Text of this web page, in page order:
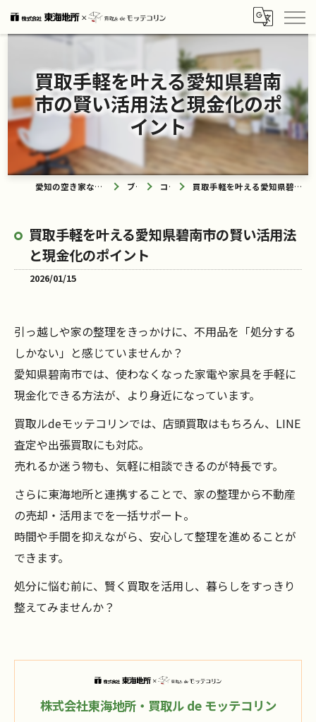
買取手軽を叶える愛知県碧南
市の賢い活用法と現金化のポ
イント
愛知の空き家なら買取ル de モッテコリン ブログ コラム 買取手軽を叶える愛知県碧南市の賢い活用法と現金化のポイント
買取手軽を叶える愛知県碧南市の賢い活用法
と現金化のポイント
2026/01/15
引っ越しや家の整理をきっかけに、不用品を「処分する
しかない」と感じていませんか？
愛知県碧南市では、使わなくなった家電や家具を手軽に
現金化できる方法が、より身近になっています。
買取ルdeモッテコリンでは、店頭買取はもちろん、LINE
査定や出張買取にも対応。
売れるか迷う物も、気軽に相談できるのが特長です。
さらに東海地所と連携することで、家の整理から不動産
の売却・活用までを一括サポート。
時間や手間を抑えながら、安心して整理を進めることが
できます。
処分に悩む前に、賢く買取を活用し、暮らしをすっきり
整えてみませんか？
株式会社東海地所・買取ル de モッテコリン